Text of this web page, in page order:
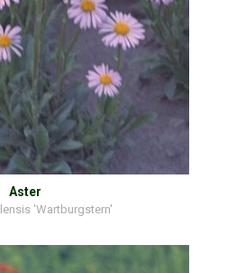
Aster
'Wartburgstern'